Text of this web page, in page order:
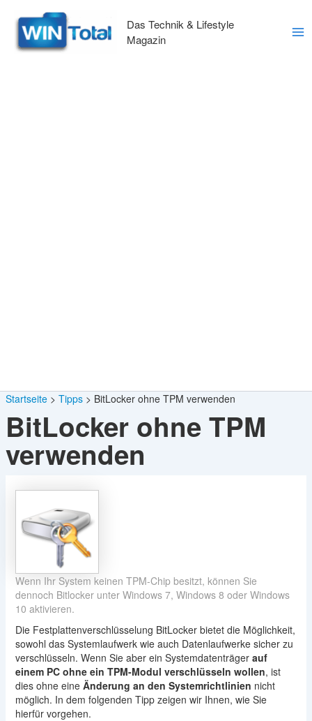
Inhalt
springen
Das Technik & Lifestyle
Magazin
Startseite Tipps BitLocker ohne TPM verwenden
BitLocker ohne TPM
verwenden
Wenn Ihr System keinen TPM-Chip besitzt, können Sie
dennoch Bitlocker unter Windows 7, Windows 8 oder Windows
10 aktivieren.
Die Festplattenverschlüsselung BitLocker bietet die Möglichkeit,
sowohl das Systemlaufwerk wie auch Datenlaufwerke sicher zu
verschlüsseln. Wenn Sie aber ein Systemdatenträger auf
einem PC ohne ein TPM-Modul verschlüsseln wollen, ist
dies ohne eine Änderung an den Systemrichtlinien nicht
möglich. In dem folgenden Tipp zeigen wir Ihnen, wie Sie
hierfür vorgehen.